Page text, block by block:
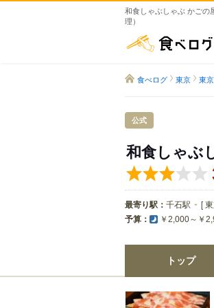
和食しゃぶしゃぶ かごの
理）
食べログ 東京 東
公式
和食しゃぶ
最寄り駅： 千石駅 [
予算： ￥2,000～￥
トップ